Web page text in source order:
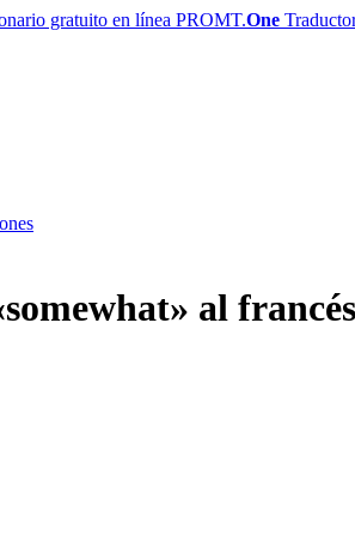
PROMT.One
al francés